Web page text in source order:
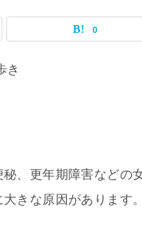
0
、更年期障害などの
きな原因があります。